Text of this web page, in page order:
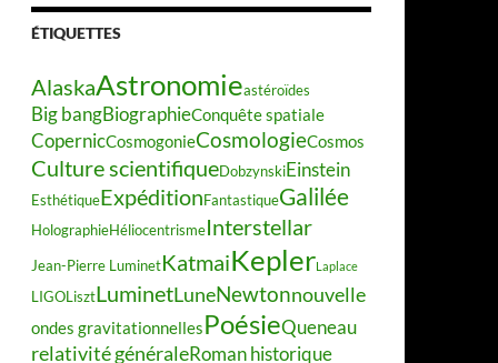
ÉTIQUETTES
AlaskaAstronomieastéroïdes
Big bangBiographieConquête spatiale
CopernicCosmogonieCosmologieCosmos
Culture scientifiqueDobzynskiEinstein
EsthétiqueExpéditionFantastiqueGalilée
HolographieHéliocentrismeInterstellar
Jean-Pierre LuminetKatmaiKeplerLaplace
LIGOLisztLuminetLuneNewtonnouvelle
ondes gravitationnellesPoésieQueneau
relativité généraleRoman historique